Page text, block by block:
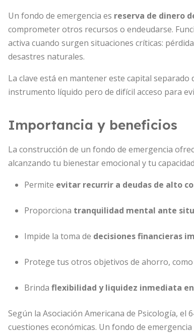
Un fondo de emergencia es reserva de dinero
comprometer otros recursos o endeudarse.
activa cuando surgen situaciones críticas:
desastres naturales.
La clave está en mantener este capital
instrumento líquido pero de difícil acceso para
Importancia y beneficios
La construcción de un fondo de emergencia
alcanzando tu bienestar emocional y tu
Permite evitar recurrir a deudas de alto
Proporciona tranquilidad mental ante
Impide la toma de decisiones financieras
Protege tus otros objetivos de ahorro,
Brinda flexibilidad y liquidez inmediata
Según la Asociación Americana de Psicología,
cuestiones económicas. Un fondo de